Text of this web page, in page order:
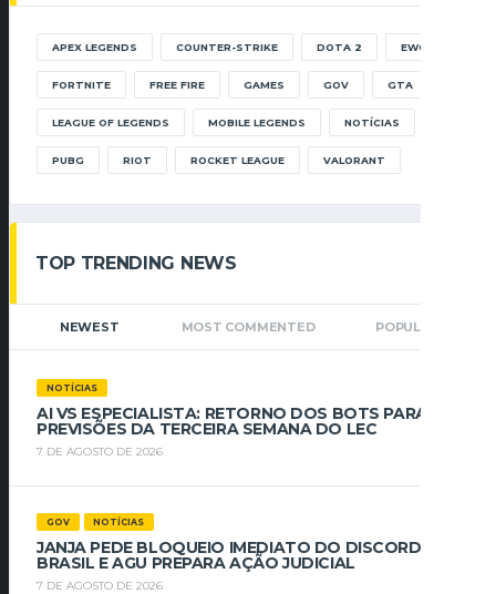
APEX LEGENDS COUNTER-STRIKE DOTA 2 EWC
FORTNITE FREE FIRE GAMES GOV GTA
LEAGUE OF LEGENDS MOBILE LEGENDS NOTÍCIAS
PUBG RIOT ROCKET LEAGUE VALORANT
TOP TRENDING NEWS
NEWEST MOST COMMENTED POPULAR
NOTÍCIAS
AI VS ESPECIALISTA: RETORNO DOS BOTS PARA
PREVISÕES DA TERCEIRA SEMANA DO LEC
7 DE AGOSTO DE 2026
GOV NOTÍCIAS
JANJA PEDE BLOQUEIO IMEDIATO DO DISCORD NO
BRASIL E AGU PREPARA AÇÃO JUDICIAL
7 DE AGOSTO DE 2026